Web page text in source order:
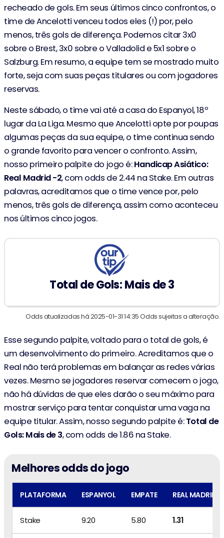
recheado de gols. Em seus últimos cinco confrontos, o
time de Ancelotti venceu todos eles (!) por, pelo
menos, três gols de diferença. Podemos citar 3x0
sobre o Brest, 3x0 sobre o Valladolid e 5x1 sobre o
Salzburg. Em resumo, a equipe tem se mostrado muito
forte, seja com suas peças titulares ou com jogadores
reservas.
Neste sábado, o time vai até a casa do Espanyol, 18º
lugar da La Liga. Mesmo que Ancelotti opte por poupas
algumas peças da sua equipe, o time continua sendo
o grande favorito para vencer o confronto. Assim,
nosso primeiro palpite do jogo é:Handicap Asiático:
Real Madrid -2, com odds de 2.44 na Stake. Em outras
palavras, acreditamos que o time vence por, pelo
menos, três gols de diferença, assim como aconteceu
nos últimos cinco jogos.
Total de Gols: Mais de 3
Odds atualizadas há 2025-01-31 14:35 Odds sujeitas a alteração.
Esse segundo palpite, voltado para o total de gols, é
um desenvolvimento do primeiro. Acreditamos que o
Real não terá problemas em balançar as redes várias
vezes. Mesmo se jogadores reservar comecem o jogo,
não há dúvidas de que eles darão o seu máximo para
mostrar serviço para tentar conquistar uma vaga na
equipe titular. Assim, nosso segundo palpite é:Total de
Gols: Mais de 3, com odds de 1.86 na Stake.
Melhores odds do jogo
PLATAFORMA ESPANYOL EMPATE REAL MADRID
Stake 9.20 5.80 1.31